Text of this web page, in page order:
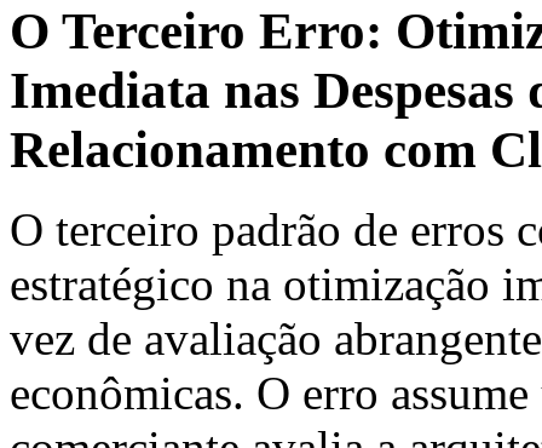
O Terceiro Erro:
Imediata nas Despesas
Relacionamento com
O terceiro padrão de erros
estratégico na otimização
vez de avaliação
econômicas. O erro